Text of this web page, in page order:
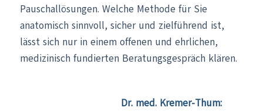
Pauschallösungen. Welche Methode für Sie
anatomisch sinnvoll, sicher und zielführend ist,
lässt sich nur in einem offenen und ehrlichen,
medizinisch fundierten Beratungsgespräch klären.
Dr. med. Kremer-Thum: